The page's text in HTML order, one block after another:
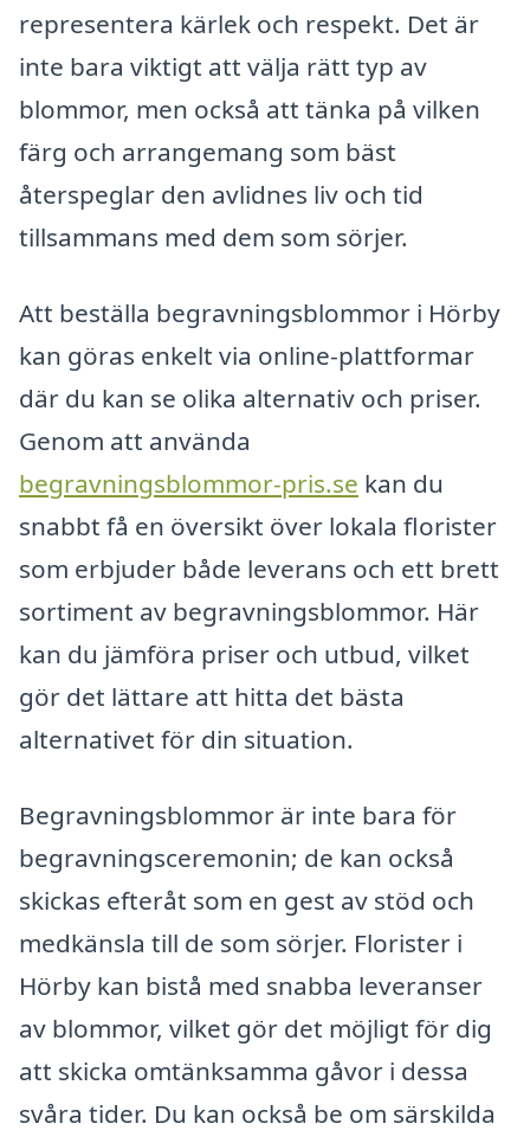
representera kärlek och respekt. Det är
inte bara viktigt att välja rätt typ av
blommor, men också att tänka på vilken
färg och arrangemang som bäst
återspeglar den avlidnes liv och tid
tillsammans med dem som sörjer.
Att beställa begravningsblommor i Hörby
kan göras enkelt via online-plattformar
där du kan se olika alternativ och priser.
Genom att använda
begravningsblommor-pris.se kan du
snabbt få en översikt över lokala florister
som erbjuder både leverans och ett brett
sortiment av begravningsblommor. Här
kan du jämföra priser och utbud, vilket
gör det lättare att hitta det bästa
alternativet för din situation.
Begravningsblommor är inte bara för
begravningsceremonin; de kan också
skickas efteråt som en gest av stöd och
medkänsla till de som sörjer. Florister i
Hörby kan bistå med snabba leveranser
av blommor, vilket gör det möjligt för dig
att skicka omtänksamma gåvor i dessa
svåra tider. Du kan också be om särskilda